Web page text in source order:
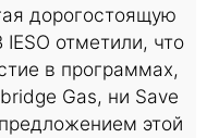
дорогостоящую
отметили, что
в программах,
Gas, ни Save
этой